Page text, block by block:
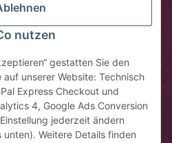
nutzen
gestatten Sie den
unserer Website: Technisch
Express Checkout und
4, Google Ads Conversion
jederzeit ändern
Weitere Details finden
USt., zzgl.Versandkosten
Deutschlands, Lieferzeiten für
bitte der Schaltfläche mit den